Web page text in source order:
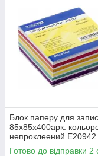
Блок паперу для
85х85х400арк.
непроклеений E20942
Готово до відправки 2